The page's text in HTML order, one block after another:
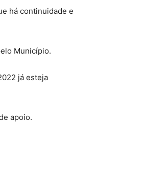
há continuidade e
Município.
já esteja
apoio.